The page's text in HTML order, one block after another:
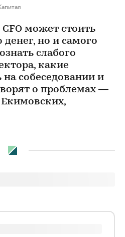
может стоить
денег, но и самого
слабого
какие
на собеседовании и
о проблемах —